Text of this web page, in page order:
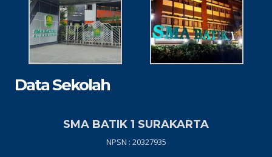
Data Sekolah
SMA BATIK 1 SURAKARTA
NPSN : 20327935